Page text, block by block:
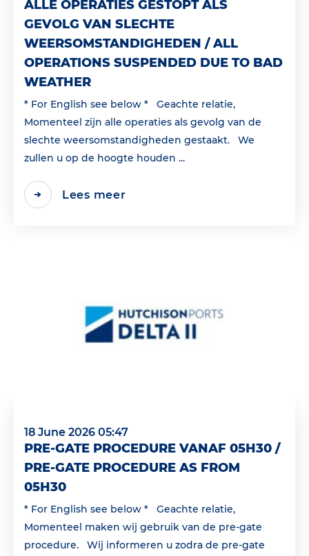
ALLE OPERATIES GESTOPT ALS
GEVOLG VAN SLECHTE
WEERSOMSTANDIGHEDEN / ALL
OPERATIONS SUSPENDED DUE TO BAD
WEATHER
* For English see below * Geachte relatie,
Momenteel zijn alle operaties als gevolg van de
slechte weersomstandigheden gestaakt. We
zullen u op de hoogte houden ...
Lees meer
18 June 2026 05:47
PRE-GATE PROCEDURE VANAF 05H30 /
PRE-GATE PROCEDURE AS FROM
05H30
* For English see below * Geachte relatie,
Momenteel maken wij gebruik van de pre-gate
procedure. Wij informeren u zodra de pre-gate